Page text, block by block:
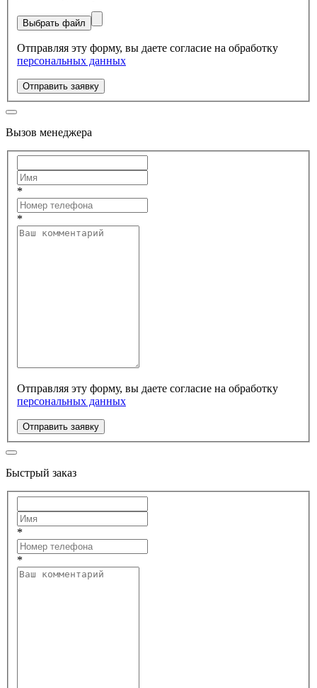
Выбрать файл
Отправляя эту форму, вы даете согласие на обработку
персональных данных
Отправить заявку
Вызов менеджера
*
*
Отправляя эту форму, вы даете согласие на обработку
персональных данных
Отправить заявку
Быстрый заказ
*
*